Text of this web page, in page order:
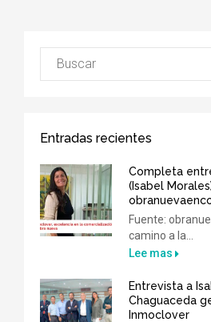
Entradas recientes
Completa
(Isabel
Fuente:
camino a la...
Lee mas
Entrevista a
Chaguaceda
Inmoclover